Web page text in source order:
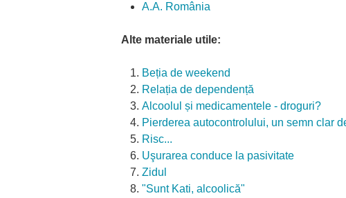
A.A. România
Alte materiale utile:
Beția de weekend
Relația de dependență
Alcoolul și medicamentele - droguri?
Pierderea autocontrolului, un semn clar
Risc...
Uşurarea conduce la pasivitate
Zidul
"Sunt Kati, alcoolică"